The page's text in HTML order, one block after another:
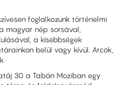
foglalkozunk történelmi
magyar nép sorsával,
a kisebbségek
belül vagy kívül. Arcok,
30 a Tabán Moziban egy